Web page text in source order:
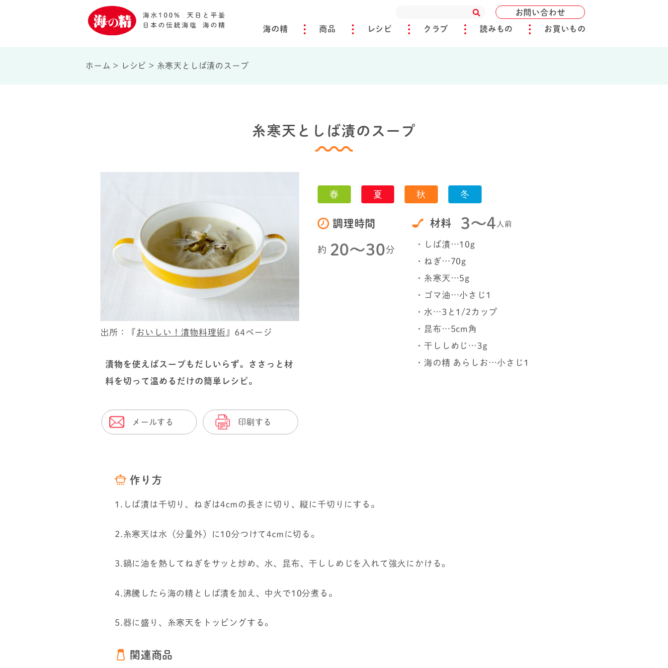
お問い合わせ
海の精 商品 レシピ クラブ 読みもの お買いもの
ホーム > レシピ > 糸寒天としば漬のスープ
糸寒天としば漬のスープ
出所：『 おいしい！漬物料理術 』64ページ
漬物を使えばスープもだしいらず。ささっと材
料を切って温めるだけの簡単レシピ。
メールする 印刷する
春 夏 秋 冬
調理時間
約 20〜30分
材料 3～4 人前
・しば漬…10g
・ねぎ…70g
・糸寒天…5g
・ゴマ油…小さじ1
・水…3と1/2カップ
・昆布…5cm角
・干ししめじ…3g
・海の精 あらしお…小さじ1
作り方
1.しば漬は千切り、ねぎは4cmの長さに切り、縦に千切りにする。
2.糸寒天は水（分量外）に10分つけて4cmに切る。
3.鍋に油を熱してねぎをサッと炒め、水、昆布、干ししめじを入れて強火にかける。
4.沸騰したら海の精としば漬を加え、中火で10分煮る。
5.器に盛り、糸寒天をトッピングする。
関連商品